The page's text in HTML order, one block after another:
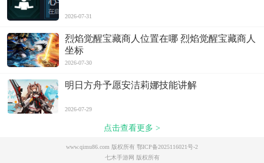
2026-07-31
烈焰觉醒宝藏商人位置在哪 烈焰觉醒宝藏商人
坐标
2026-07-30
明日方舟予愿安洁莉娜技能讲解
2026-07-29
点击查看更多 >
www.qimu86.com 版权所有 鄂ICP备2025116021号-2
七木手游网 版权所有